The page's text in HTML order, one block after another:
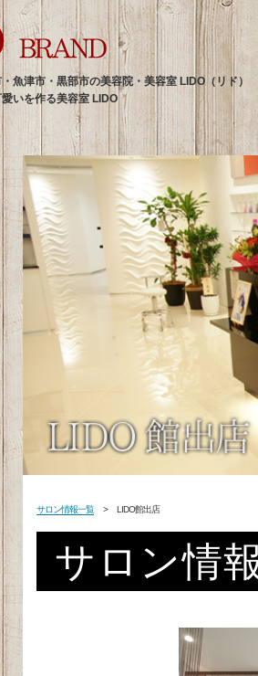
魚津市・黒部市の美容院・美容室 LIDO（リド）
いを作る美容室 LIDO
サロン情報一覧 > LIDO館出店
サロン情